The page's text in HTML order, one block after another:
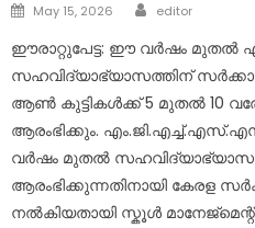
Posted
May 15, 2026 Author
editor
ഈരാറ്റുപേട്ട: ഈ വർഷം മുതൽ
സഹവിദ്യാഭ്യാസത്തിന്
ആൺ കുട്ടികൾക്ക് 5 മുതൽ 10
ആരംഭിക്കും.
വർഷം മുതൽ സഹവിദ്യാഭ്യാസം
ആരംഭിക്കുന്നതിനായി കേരള
നൽകിയതായി സ്കൂൾ